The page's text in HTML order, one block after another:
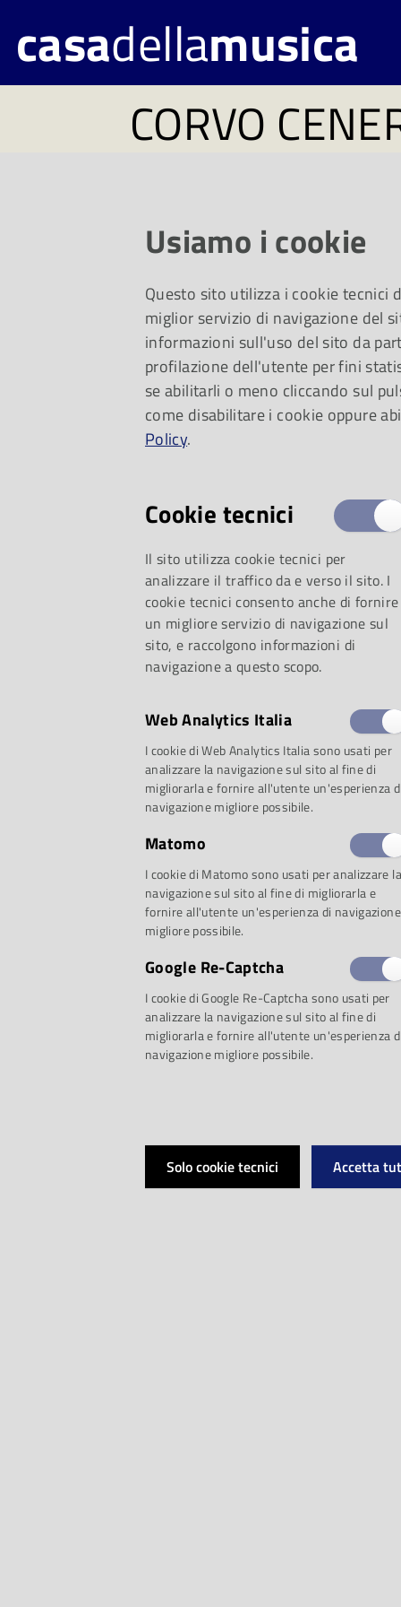
casadellamusica
CORVO
Proprio come la
Corvo cenerino
primavera.
sempre dello
appariscente,
della fenice.
trascorre
Africa.
Lo stile di vita
seconda della
migratorie si
acquatico,
appena
terrestre.
Usiamo i cookie
Questo sito utilizza i cookie tecnici
miglior servizio di navigazione del
informazioni sull'uso del sito da
profilazione dell'utente per fini
se abilitarli o meno cliccando sul
come disabilitare i cookie oppure
Policy.
Cookie tecnici
Il sito utilizza cookie tecnici per
analizzare il traffico da e verso il sito. I
cookie tecnici consento anche di fornire
un migliore servizio di navigazione sul
sito, e raccolgono informazioni di
navigazione a questo scopo.
Web Analytics Italia
I cookie di Web Analytics Italia sono usati per
analizzare la navigazione sul sito al fine di
migliorarla e fornire all'utente un'esperienza
navigazione migliore possibile.
Matomo
I cookie di Matomo sono usati per analizzare la
navigazione sul sito al fine di migliorarla e
fornire all'utente un'esperienza di navigazione
migliore possibile.
Google Re-Captcha
I cookie di Google Re-Captcha sono usati per
analizzare la navigazione sul sito al fine di
migliorarla e fornire all'utente un'esperienza
navigazione migliore possibile.
Solo cookie tecnici Accetta